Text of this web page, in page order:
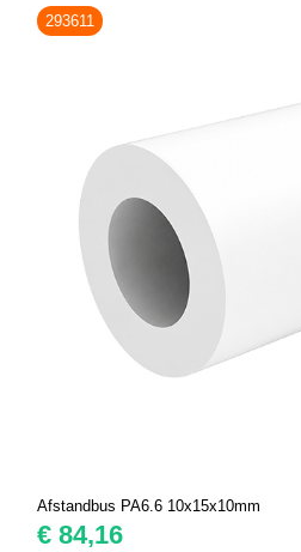
293611
Afstandbus PA6.6 10x15x10mm
€ 84,16